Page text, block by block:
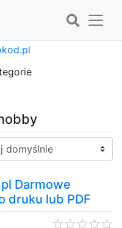
Darmowe
druku lub PDF